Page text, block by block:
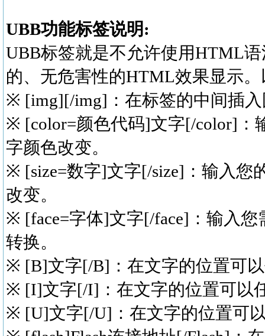
UBB功能标签说明:
UBB标签就是不允许使用HTML
的、无危害性的HTML效果显示
※ [img][/img]：在标签的中间插
※ [color=颜色代码]文字[/color]：
字颜色改变。
※ [size=数字]文字[/size]：输入您
改变。
※ [face=字体]文字[/face]：输入
转换。
※ [B]文字[/B]：在文字的位置可
※ [I]文字[/I]：在文字的位置可以
※ [U]文字[/U]：在文字的位置可